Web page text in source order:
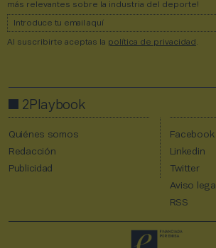
más relevantes sobre la industria del deporte!
Al suscribirte aceptas la política de privacidad .
2Playbook
Quiénes somos
Redacción
Publicidad
Facebook
Linkedin
Twitter
Aviso legal
RSS